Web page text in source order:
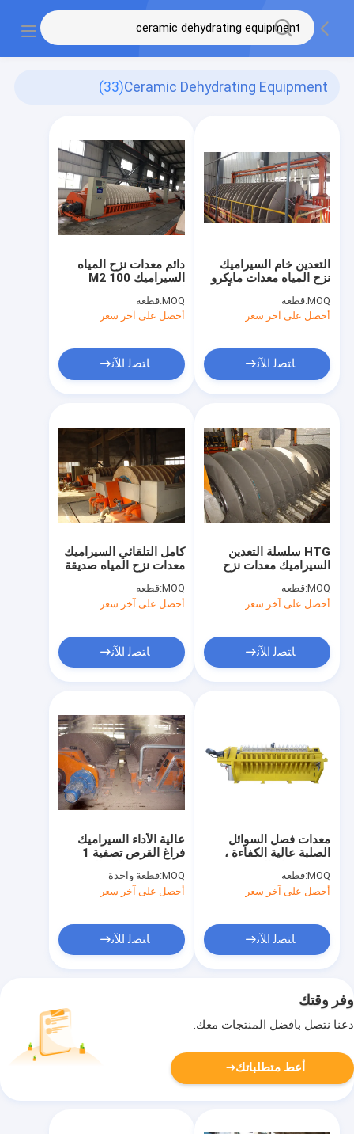
Ceramic Dehydrating Equipment
(33)
دائم معدات نزح المياه
السيراميك 100 M2
عالية
MOQ: قطعه
أحصل على آخر سعر
ﺎﺘﺼﻟ ﺍﻶﻧ
التعدين خام السيراميك
نزح المياه معدات مايكرو
MOQ: قطعه
أحصل على آخر سعر
ﺎﺘﺼﻟ ﺍﻶﻧ
كامل التلقائي السيراميك
معدات نزح المياه صديقة
MOQ: قطعه
أحصل على آخر سعر
ﺎﺘﺼﻟ ﺍﻶﻧ
HTG سلسلة التعدين
السيراميك معدات نزح
توفير الطاقة
MOQ: قطعه
أحصل على آخر سعر
ﺎﺘﺼﻟ ﺍﻶﻧ
عالية الأداء السيراميك
فراغ القرص تصفية 1
MOQ: قطعة واحدة
أحصل على آخر سعر
ﺎﺘﺼﻟ ﺍﻶﻧ
معدات فصل السوائل
الصلبة عالية الكفاءة ،
MOQ: قطعه
أحصل على آخر سعر
ﺎﺘﺼﻟ ﺍﻶﻧ
وفر وقتك
دعنا نتصل بأفضل المنتجات معك.
أعط متطلباتك